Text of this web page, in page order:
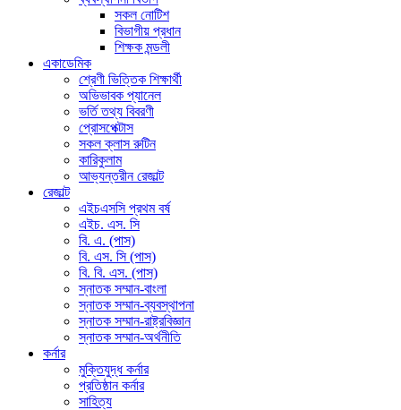
সকল নোটিশ
বিভাগীয় প্রধান
শিক্ষক মন্ডলী
একাডেমিক
শ্রেণী ভিত্তিক শিক্ষার্থী
অভিভাবক প্যানেল
ভর্তি তথ্য বিবরণী
প্রোসপেক্টাস
সকল ক্লাস রুটিন
কারিকুলাম
আভ্যন্তরীন রেজাল্ট
রেজাল্ট
এইচএসসি প্রথম বর্ষ
এইচ. এস. সি
বি. এ. (পাস)
বি. এস. সি (পাস)
বি. বি. এস. (পাস)
স্নাতক সম্মান-বাংলা
স্নাতক সম্মান-ব্যবস্থাপনা
স্নাতক সম্মান-রাষ্ট্রবিজ্ঞান
স্নাতক সম্মান-অর্থনীতি
কর্নার
মুক্তিযুদ্ধ কর্নার
প্রতিষ্ঠান কর্নার
সাহিত্য